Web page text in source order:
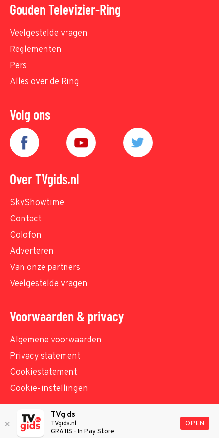
Gouden Televizier-Ring
Veelgestelde vragen
Reglementen
Pers
Alles over de Ring
Volg ons
Over TVgids.nl
SkyShowtime
Contact
Colofon
Adverteren
Van onze partners
Veelgestelde vragen
Voorwaarden & privacy
Algemene voorwaarden
Privacy statement
Cookiestatement
Cookie-instellingen
© TVgids.nl 2026 - All rights reserved. No text and
datamining.
TVgids
TVgids.nl
GRATIS - In Play Store
OPEN